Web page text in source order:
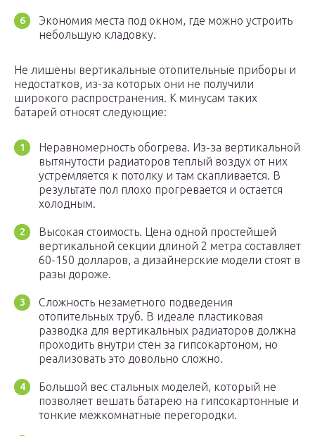
Экономия места под окном, где можно устроить
небольшую кладовку.
Не лишены вертикальные отопительные приборы и
недостатков, из-за которых они не получили
широкого распространения. К минусам таких
батарей относят следующие:
Неравномерность обогрева. Из-за вертикальной
вытянутости радиаторов теплый воздух от них
устремляется к потолку и там скапливается. В
результате пол плохо прогревается и остается
холодным.
Высокая стоимость. Цена одной простейшей
вертикальной секции длиной 2 метра составляет
60-150 долларов, а дизайнерские модели стоят в
разы дороже.
Сложность незаметного подведения
отопительных труб. В идеале пластиковая
разводка для вертикальных радиаторов должна
проходить внутри стен за гипсокартоном, но
реализовать это довольно сложно.
Большой вес стальных моделей, который не
позволяет вешать батарею на гипсокартонные и
тонкие межкомнатные перегородки.